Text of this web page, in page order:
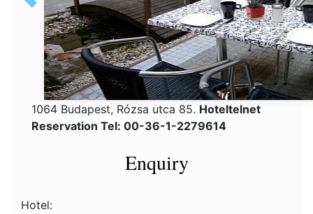
1064 Budapest, Rózsa utca 85. Hoteltelnet
Reservation Tel: 00-36-1-2279614
Enquiry
Hotel: